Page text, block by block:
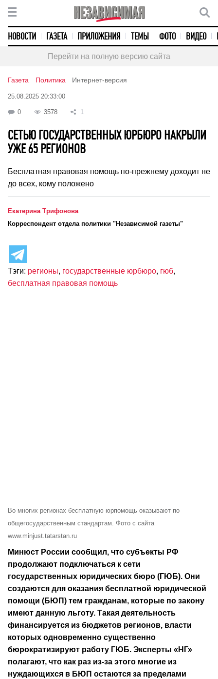
НОВОСТИ ГАЗЕТА ПРИЛОЖЕНИЯ ТЕМЫ ФОТО ВИДЕО
Перейти на полную версию сайта
Газета Политика Интернет-версия
25.08.2025 20:33:00
0 3578 1
СЕТЬЮ ГОСУДАРСТВЕННЫХ ЮРБЮРО НАКРЫЛИ
УЖЕ 65 РЕГИОНОВ
Бесплатная правовая помощь по-прежнему доходит не
до всех, кому положено
Екатерина Трифонова
Корреспондент отдела политики "Независимой газеты"
Тэги: регионы, государственные юрбюро, гюб,
бесплатная правовая помощь
Во многих регионах бесплатную юрпомощь оказывают по
общегосударственным стандартам. Фото с сайта
www.minjust.tatarstan.ru
Минюст России сообщил, что субъекты РФ
продолжают подключаться к сети
государственных юридических бюро (ГЮБ). Они
создаются для оказания бесплатной юридической
помощи (БЮП) тем гражданам, которые по закону
имеют данную льготу. Такая деятельность
финансируется из бюджетов регионов, власти
которых одновременно существенно
бюрократизируют работу ГЮБ. Эксперты «НГ»
полагают, что как раз из-за этого многие из
нуждающихся в БЮП остаются за пределами